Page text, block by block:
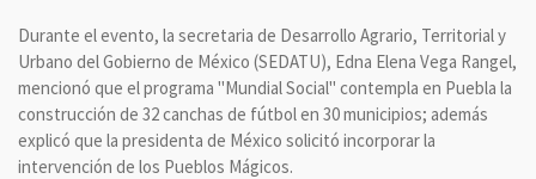
Durante el evento, la secretaria de Desarrollo Agrario, Territorial y
Urbano del Gobierno de México (SEDATU), Edna Elena Vega Rangel,
mencionó que el programa "Mundial Social" contempla en Puebla la
construcción de 32 canchas de fútbol en 30 municipios; además
explicó que la presidenta de México solicitó incorporar la
intervención de los Pueblos Mágicos.